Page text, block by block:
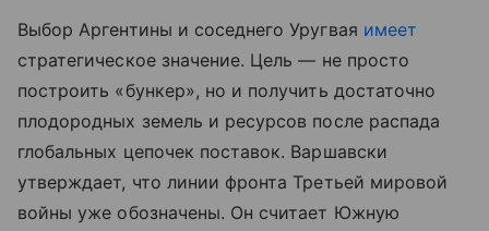
Выбор Аргентины и соседнего Уругвая имеет
стратегическое значение. Цель — не просто
построить «бункер», но и получить достаточно
плодородных земель и ресурсов после распада
глобальных цепочек поставок. Варшавски
утверждает, что линии фронта Третьей мировой
войны уже обозначены. Он считает Южную